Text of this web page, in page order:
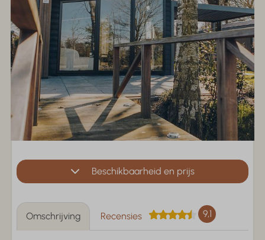
Beschikbaarheid en prijs
Omschrijving Recensies 9,1